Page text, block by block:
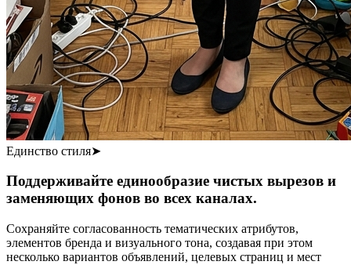
Единство стиля➤
Поддерживайте единообразие чистых вырезов и
заменяющих фонов во всех каналах.
Сохраняйте согласованность тематических атрибутов,
элементов бренда и визуального тона, создавая при этом
несколько вариантов объявлений, целевых страниц и мест